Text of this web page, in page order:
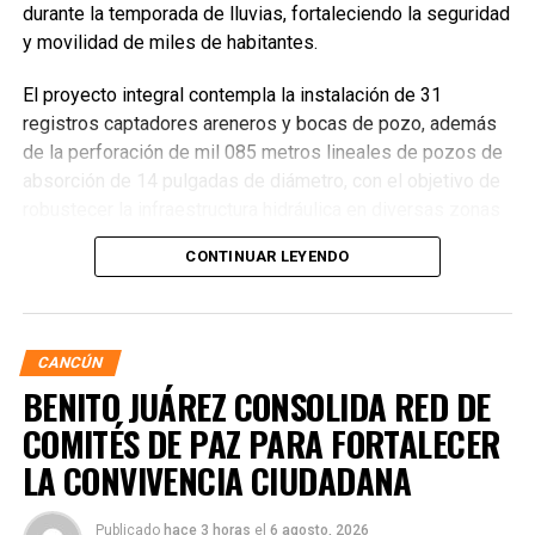
durante la temporada de lluvias, fortaleciendo la seguridad
y movilidad de miles de habitantes.
El proyecto integral contempla la instalación de 31
registros captadores areneros y bocas de pozo, además
de la perforación de mil 085 metros lineales de pozos de
absorción de 14 pulgadas de diámetro, con el objetivo de
de la ciudad. La Encargada de Despacho de la Presidencia
Municipal, Landy Guadalupe Canché Pantoja, supervisó
vialidades donde se colocó la nueva infraestructura.
CONTINUAR LEYENDO
CANCÚN
BENITO JUÁREZ CONSOLIDA RED DE
COMITÉS DE PAZ PARA FORTALECER
LA CONVIVENCIA CIUDADANA
Publicado hace 3 horas el 6 agosto, 2026